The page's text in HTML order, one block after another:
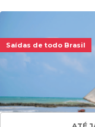
Saídas de todo Brasil